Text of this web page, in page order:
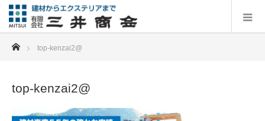
ホーム
top-kenzai2@
top-kenzai2@